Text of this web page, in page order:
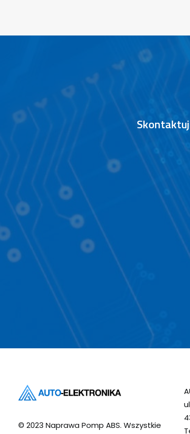
© 2023 Naprawa Pomp ABS. Wszystkie